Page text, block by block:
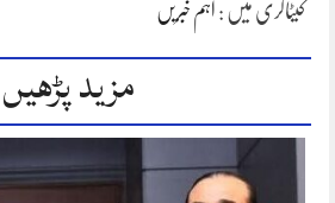
کیٹاگری میں : اہم خبریں
مزید پڑھیں